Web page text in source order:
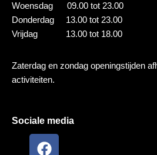
Woensdag 09.00 tot 23.00
Donderdag 13.00 tot 23.00
Vrijdag 13.00 tot 18.00
Zaterdag en zondag openingstijden
activiteiten.
Sociale media